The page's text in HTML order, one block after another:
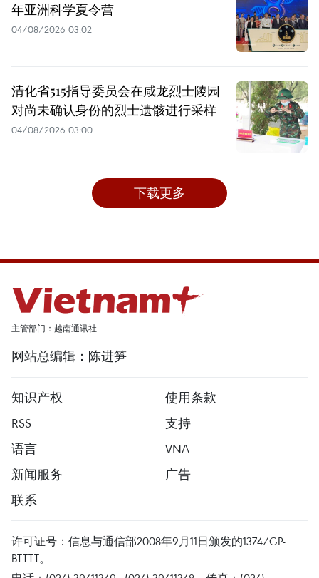
年亚洲科学夏令营
04/08/2026 03:02
清化省515指导委员会在咸龙烈士陵园
对尚未确认身份的烈士遗骸进行采样
04/08/2026 03:00
下载更多
主管部门：越南通讯社
网站总编辑：陈进笋
知识产权
使用条款
RSS
支持
语言
VNA
新闻服务
广告
联系
许可证号：信息与通信部2008年9月11日颁发的1374/GP-
BTTTT。